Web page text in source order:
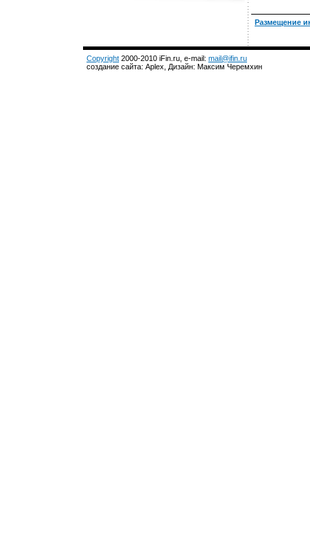
Размещение
Copyright 2000-2010 iFin.ru, e-mail: mail@ifin.ru
создание сайта: Aplex, Дизайн: Максим Черемхин